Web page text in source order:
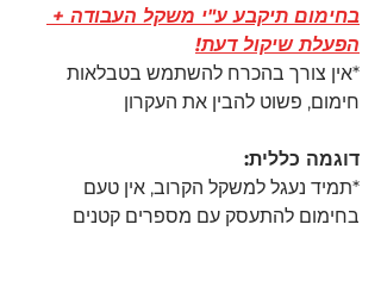
בחימום תיקבע ע"י משקל העבודה +
הפעלת שיקול דעת!
*אין צורך בהכרח להשתמש בטבלאות
חימום, פשוט להבין את העקרון
דוגמה כללית:
*תמיד נעגל למשקל הקרוב, אין טעם
בחימום להתעסק עם מספרים קטנים